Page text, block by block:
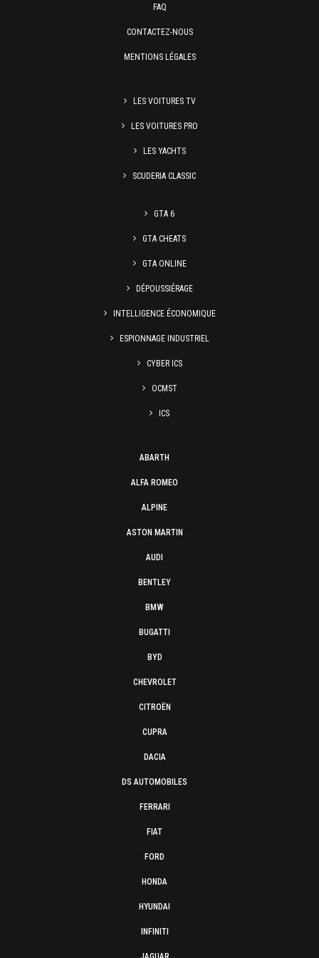
FAQ
CONTACTEZ-NOUS
MENTIONS LÉGALES
LES VOITURES TV
LES VOITURES PRO
LES YACHTS
SCUDERIA CLASSIC
GTA 6
GTA CHEATS
GTA ONLINE
DÉPOUSSIÉRAGE
INTELLIGENCE ÉCONOMIQUE
ESPIONNAGE INDUSTRIEL
CYBER ICS
OCMST
ICS
ABARTH
ALFA ROMEO
ALPINE
ASTON MARTIN
AUDI
BENTLEY
BMW
BUGATTI
BYD
CHEVROLET
CITROËN
CUPRA
DACIA
DS AUTOMOBILES
FERRARI
FIAT
FORD
HONDA
HYUNDAI
INFINITI